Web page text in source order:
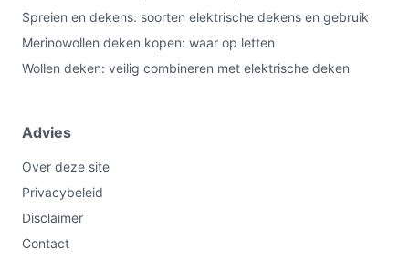
Spreien en dekens: soorten elektrische dekens en gebruik
Merinowollen deken kopen: waar op letten
Wollen deken: veilig combineren met elektrische deken
Advies
Over deze site
Privacybeleid
Disclaimer
Contact